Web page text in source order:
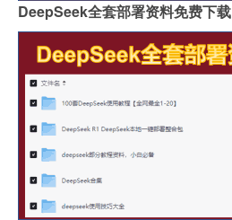
DeepSeek全套部署资料免费下载